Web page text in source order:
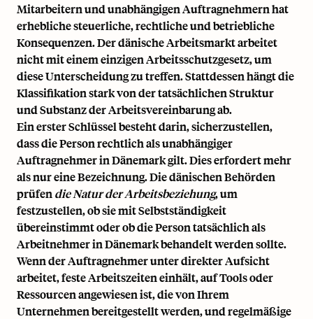
Mitarbeitern und unabhängigen Auftragnehmern hat
erhebliche steuerliche, rechtliche und betriebliche
Konsequenzen. Der dänische Arbeitsmarkt arbeitet
nicht mit einem einzigen Arbeitsschutzgesetz, um
diese Unterscheidung zu treffen. Stattdessen hängt die
Klassifikation stark von der tatsächlichen Struktur
und Substanz der Arbeitsvereinbarung ab.
Ein erster Schlüssel besteht darin, sicherzustellen,
dass die Person rechtlich alsunabhängiger
Auftragnehmer in Dänemarkgilt. Dies erfordert mehr
als nur eine Bezeichnung. Die dänischen Behörden
prüfen die Natur der Arbeitsbeziehung, um
festzustellen, ob sie mit Selbstständigkeit
übereinstimmt oder ob die Person tatsächlich als
Arbeitnehmer in Dänemark behandelt werden sollte.
Wenn der Auftragnehmer unter direkter Aufsicht
arbeitet, feste Arbeitszeiten einhält, auf Tools oder
Ressourcen angewiesen ist, die von Ihrem
Unternehmen bereitgestellt werden, und regelmäßige